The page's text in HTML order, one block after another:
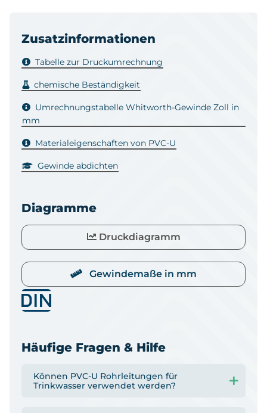
Zusatzinformationen
Tabelle zur Druckumrechnung
chemische Beständigkeit
Umrechnungstabelle Whitworth-Gewinde Zoll in
mm
Materialeigenschaften von PVC-U
Gewinde abdichten
Diagramme
Druckdiagramm
Gewindemaße in mm
Häufige Fragen & Hilfe
Können PVC-U Rohrleitungen für
Trinkwasser verwendet werden?